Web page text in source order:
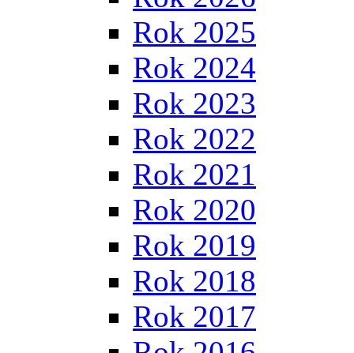
Rok 2025
Rok 2024
Rok 2023
Rok 2022
Rok 2021
Rok 2020
Rok 2019
Rok 2018
Rok 2017